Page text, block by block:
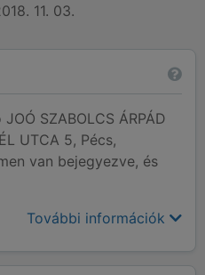
11. 03.
SZABOLCS ÁRPÁD
UTCA 5, Pécs,
van bejegyezve, és
További információk